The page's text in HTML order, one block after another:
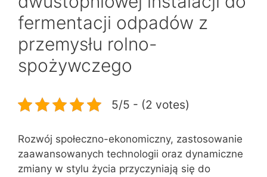
fermentacji odpadów z
przemysłu rolno-
spożywczego
5/5 - (2 votes)
Rozwój społeczno-ekonomiczny, zastosowanie
zaawansowanych technologii oraz dynamiczne
zmiany w stylu życia przyczyniają się do